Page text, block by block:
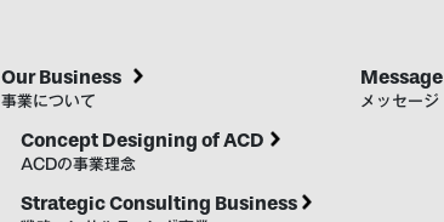
Our Business
事業について
Concept Designing of ACD
ACDの事業理念
Strategic Consulting Business
Message
メッセージ